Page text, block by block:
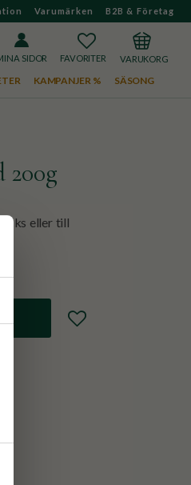
Varumärken B2B & Företag
SIDOR
FAVORITERKUNDVAGN
KAMPANJER % SÄSONG
200g
eller till
Lägg till i favoriter